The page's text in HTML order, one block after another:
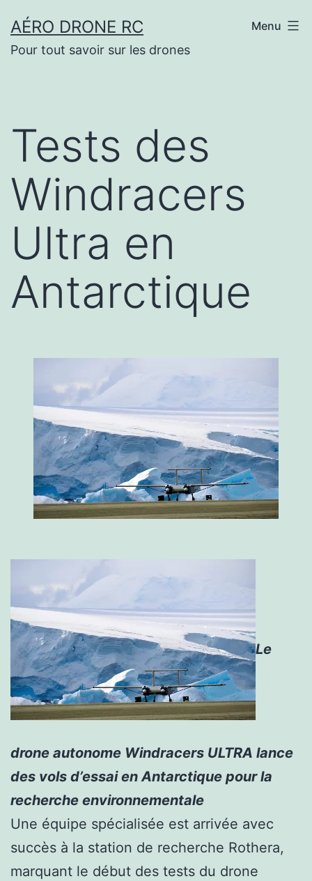
au
contenu
AÉRO DRONE RC
Pour tout savoir sur les drones
Menu
Tests des
Windracers
Ultra en
Antarctique
Le
drone autonome Windracers ULTRA lance
des vols d’essai en Antarctique pour la
recherche environnementale
Une équipe spécialisée est arrivée avec
succès à la station de recherche Rothera,
marquant le début des tests du drone